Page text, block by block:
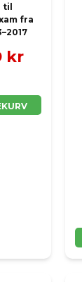
til
fra
kr